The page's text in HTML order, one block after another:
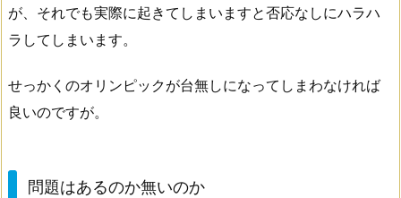
が、それでも実際に起きてしまいますと否応なしにハラハ
ラしてしまいます。
せっかくのオリンピックが台無しになってしまわなければ
良いのですが。
問題はあるのか無いのか